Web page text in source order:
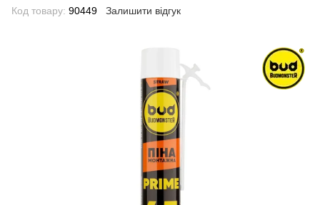
Код товару: 90449 Залишити відгук